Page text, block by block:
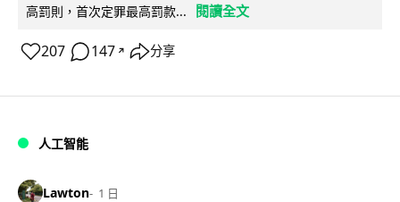
高罰則，首次定罪最高罰款...
閱讀全文
207 147 ↗ 分享
人工智能
Lawton 1 日